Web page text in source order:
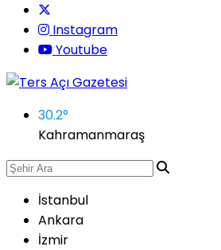
Instagram
Youtube
30.2°
Kahramanmaraş
İstanbul
Ankara
İzmir